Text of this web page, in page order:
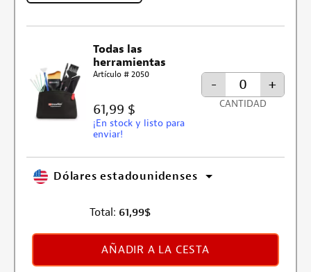
Todas las
herramientas
Artículo # 2050
61,99 $
¡En stock y listo para
enviar!
- +
CANTIDAD
Dólares estadounidenses
Total: 61,99$
AÑADIR A LA CESTA